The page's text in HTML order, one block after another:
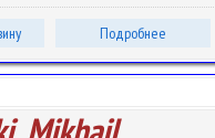
Подробнее